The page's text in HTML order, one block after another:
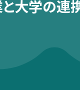
大学の連